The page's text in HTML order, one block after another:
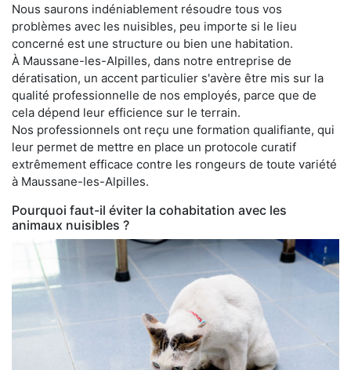
Nous saurons indéniablement résoudre tous vos
problèmes avec les nuisibles, peu importe si le lieu
concerné est une structure ou bien une habitation.
À Maussane-les-Alpilles, dans notre entreprise de
dératisation, un accent particulier s'avère être mis sur la
qualité professionnelle de nos employés, parce que de
cela dépend leur efficience sur le terrain.
Nos professionnels ont reçu une formation qualifiante, qui
leur permet de mettre en place un protocole curatif
extrêmement efficace contre les rongeurs de toute variété
à Maussane-les-Alpilles.
Pourquoi faut-il éviter la cohabitation avec les
animaux nuisibles ?